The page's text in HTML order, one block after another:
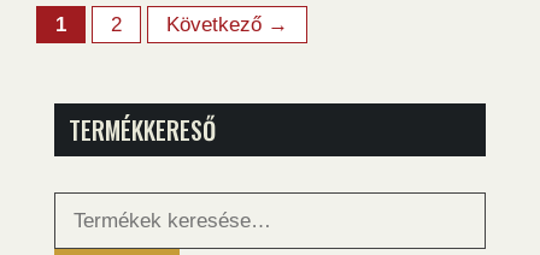
Oldal
1 Oldal
2 Következő →
TERMÉKKERESŐ
Keresés